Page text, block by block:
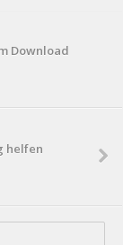
Download
helfen